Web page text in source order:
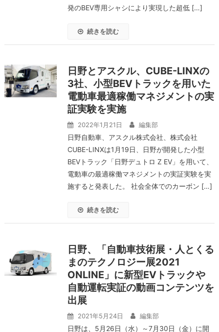
発のBEV専用シャシにより実現した超低 […]
続きを読む
日野とアスクル、CUBE-LINXの
3社、小型BEVトラックを用いた
電動車最適稼働マネジメントの実
証実験を実施
2022年1月21日 編集部
日野自動車、アスクル株式会社、株式会社
CUBE-LINXは1月19日、日野が開発した小型
BEVトラック「日野デュトロ Z EV」を用いて、
電動車の最適稼働マネジメントの実証実験を実
施すると発表した。 社会全体でのカーボン […]
続きを読む
日野、「自動車技術展・人とくる
まのテクノロジー展2021
ONLINE」に新型EVトラックや
自動運転実証の動画コンテンツを
出展
2021年5月24日 編集部
日野は、5月26日（水）～7月30日（金）に開